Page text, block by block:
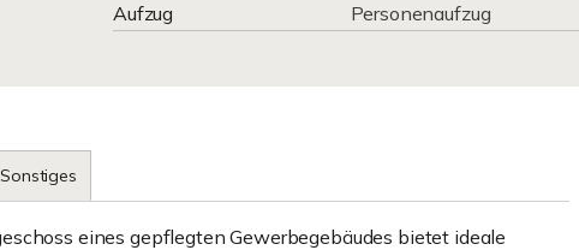
Aufzug
Personenaufzug
Sonstiges
eines gepflegten Gewerbegebäudes bietet ideale